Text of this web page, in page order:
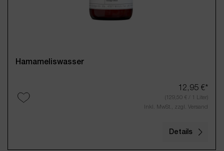
Hamameliswasser
12,95 €*
(129,50 € / 1 Liter)
Inkl. MwSt., zzgl. Versand
Details